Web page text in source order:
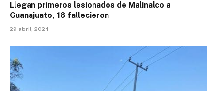
Llegan primeros lesionados de Malinalco a
Guanajuato, 18 fallecieron
29 abril, 2024